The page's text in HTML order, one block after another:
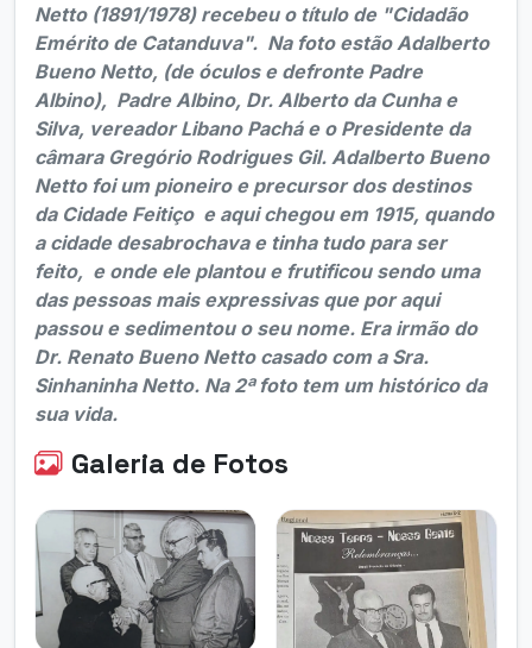
Netto (1891/1978) recebeu o título de "Cidadão
Emérito de Catanduva". Na foto estão Adalberto
Bueno Netto, (de óculos e defronte Padre
Albino), Padre Albino, Dr. Alberto da Cunha e
Silva, vereador Libano Pachá e o Presidente da
câmara Gregório Rodrigues Gil. Adalberto Bueno
Netto foi um pioneiro e precursor dos destinos
da Cidade Feitiço e aqui chegou em 1915, quando
a cidade desabrochava e tinha tudo para ser
feito, e onde ele plantou e frutificou sendo uma
das pessoas mais expressivas que por aqui
passou e sedimentou o seu nome. Era irmão do
Dr. Renato Bueno Netto casado com a Sra.
Sinhaninha Netto. Na 2ª foto tem um histórico da
sua vida.
Galeria de Fotos